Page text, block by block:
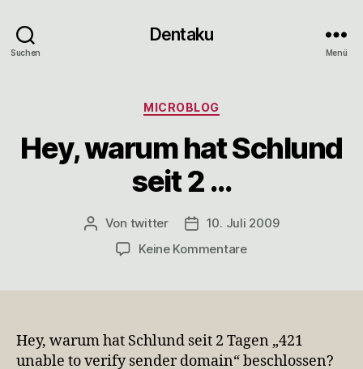
Suchen
Dentaku
Menü
Kategorien
MICROBLOG
Hey, warum hat Schlund
seit 2 …
Beitragsautor
Von twitter Veröffentlichungsdatum
10. Juli 2009
Keine Kommentarezu
seit
2
Hey, warum hat Schlund seit 2 Tagen „421
unable to verify sender domain“ beschlossen?